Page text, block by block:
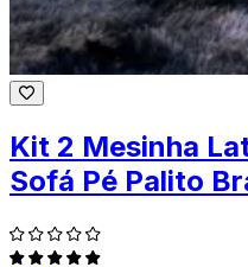
Kit 2 Mesinha
Sofá Pé Palito